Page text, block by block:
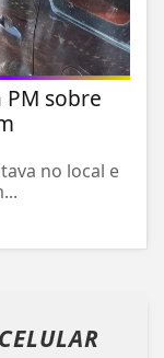
sobre
no local e